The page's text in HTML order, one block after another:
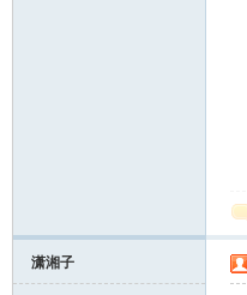
潇湘子